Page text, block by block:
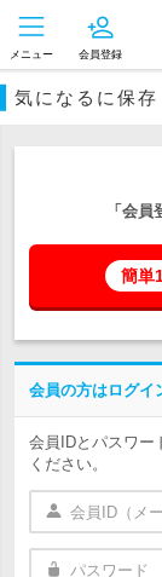
メニュー 会員登録
気になるに保存
「会
簡単
会員の方はログイ
会員IDとパスワー
ください。